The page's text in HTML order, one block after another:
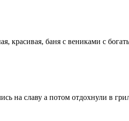
красивая, баня с вениками с
на славу а потом отдохнули в